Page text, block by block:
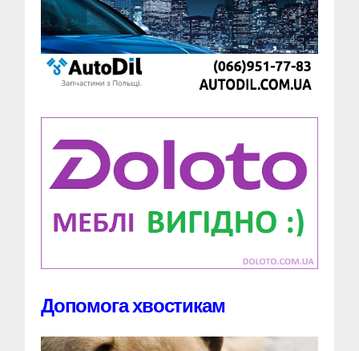
Допомога хвостикам